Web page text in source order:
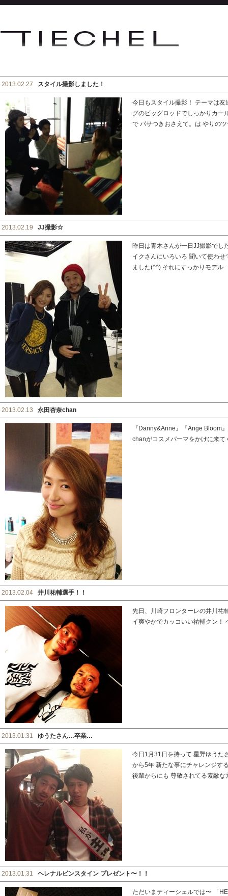
2013.02.27 スタイル撮影しました！
今日もスタイル撮影！ テーマは
グのビッグロッドでしっかりカー
で パサつきおさえて。は やりの
2013.02.19 JJ撮影☆
昨日は青木さんが一日JJ撮影でし
イクさんにいろいろ 聞いて使わ
ました(^^) それにすっかりモデル...
2013.02.13 永田杏奈chan
『Danny&Anne』『Ange Bloom
chanがコスメパーマをかけに来て
2013.02.04 井川祐輔選手！！
先日、川崎フロンターレの井川祐
イ爽やかでカッコいい祐輔クン！
2013.01.31 ゆうたさん…卒業…
今日1月31日を持って 星野ゆうた
から5年 新たな事にチャレンジ
後輩からにも 尊敬されてる素敵な
2013.01.31 ヘレナルビンスタイン プレゼント〜！！
ただいまティーシェルでは〜 「